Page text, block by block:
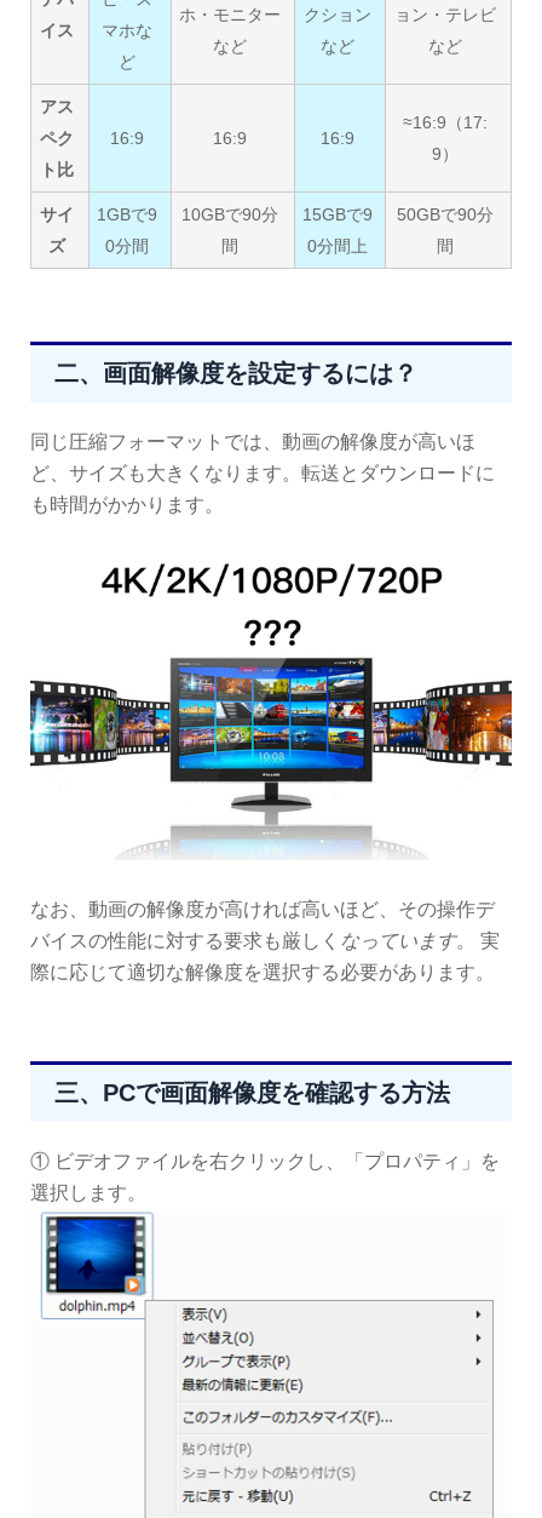
イス
マホな
ど
ホ・モニター
など
クション
など
ョン・テレビ
など
アス
ペク
ト比
16:9 16:9 16:9
≈16:9（17:
9）
サイ
ズ
1GBで9
0分間
10GBで90分
間
15GBで9
0分間上
50GBで90分
間
二、画面解像度を設定するには？
同じ圧縮フォーマットでは、動画の解像度が高いほ
ど、サイズも大きくなります。転送とダウンロードに
も時間がかかります。
なお、動画の解像度が高ければ高いほど、その操作デ
バイスの性能に対する要求も厳しく なっ ています。
実
際に応じて適切な解像度を選択する必要があります。
三、PCで画面解像度を確認する方法
① ビデオファイルを右クリックし、「プロパティ」を
選択します。